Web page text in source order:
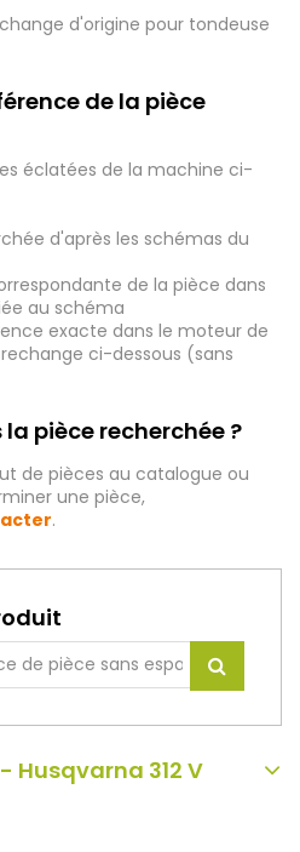
d'origine pour tondeuse
de la pièce
éclatées de la machine ci-
d'après les schémas du
de la pièce dans
au schéma
exacte dans le moteur de
ci-dessous (sans
pièce recherchée ?
de pièces au catalogue ou
une pièce,
.
Husqvarna 312 V